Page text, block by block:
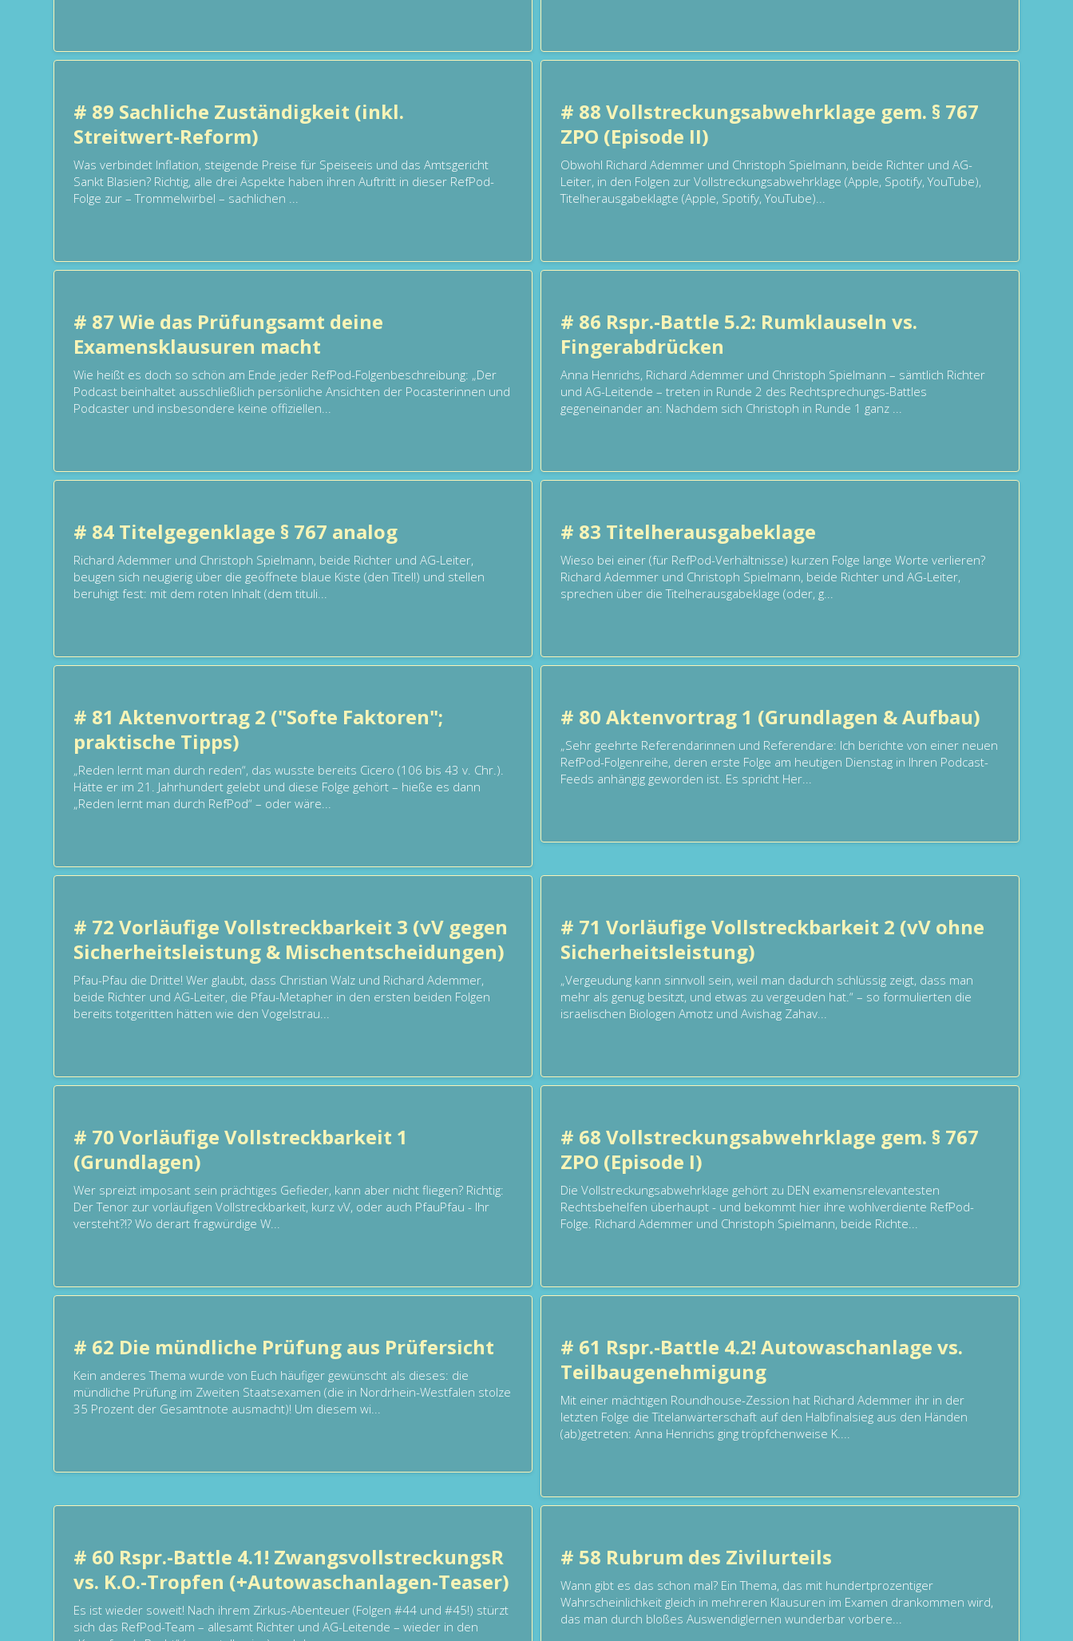
# 89 Sachliche Zuständigkeit (inkl.
Streitwert-Reform)
Was verbindet Inflation, steigende Preise für Speiseeis und das Amtsgericht
Sankt Blasien? Richtig, alle drei Aspekte haben ihren Auftritt in dieser RefPod-
Folge zur – Trommelwirbel – sachlichen ...
# 88 Vollstreckungsabwehrklage gem. § 767
ZPO (Episode II)
Obwohl Richard Ademmer und Christoph Spielmann, beide Richter und AG-
Leiter, in den Folgen zur Vollstreckungsabwehrklage (Apple, Spotify, YouTube),
Titelherausgabeklagte (Apple, Spotify, YouTube)...
# 87 Wie das Prüfungsamt deine
Examensklausuren macht
Wie heißt es doch so schön am Ende jeder RefPod-Folgenbeschreibung: „Der
Podcast beinhaltet ausschließlich persönliche Ansichten der Pocasterinnen und
Podcaster und insbesondere keine offiziellen...
# 86 Rspr.-Battle 5.2: Rumklauseln vs.
Fingerabdrücken
Anna Henrichs, Richard Ademmer und Christoph Spielmann – sämtlich Richter
und AG-Leitende – treten in Runde 2 des Rechtsprechungs-Battles
gegeneinander an: Nachdem sich Christoph in Runde 1 ganz ...
# 84 Titelgegenklage § 767 analog
Richard Ademmer und Christoph Spielmann, beide Richter und AG-Leiter,
beugen sich neugierig über die geöffnete blaue Kiste (den Titel!) und stellen
beruhigt fest: mit dem roten Inhalt (dem tituli...
# 83 Titelherausgabeklage
Wieso bei einer (für RefPod-Verhältnisse) kurzen Folge lange Worte verlieren?
Richard Ademmer und Christoph Spielmann, beide Richter und AG-Leiter,
sprechen über die Titelherausgabeklage (oder, g...
# 81 Aktenvortrag 2 ("Softe Faktoren";
praktische Tipps)
„Reden lernt man durch reden“, das wusste bereits Cicero (106 bis 43 v. Chr.).
Hätte er im 21. Jahrhundert gelebt und diese Folge gehört – hieße es dann
„Reden lernt man durch RefPod“ – oder wäre...
# 80 Aktenvortrag 1 (Grundlagen & Aufbau)
„Sehr geehrte Referendarinnen und Referendare: Ich berichte von einer neuen
RefPod-Folgenreihe, deren erste Folge am heutigen Dienstag in Ihren Podcast-
Feeds anhängig geworden ist. Es spricht Her...
# 72 Vorläufige Vollstreckbarkeit 3 (vV gegen
Sicherheitsleistung & Mischentscheidungen)
Pfau-Pfau die Dritte! Wer glaubt, dass Christian Walz und Richard Ademmer,
beide Richter und AG-Leiter, die Pfau-Metapher in den ersten beiden Folgen
bereits totgeritten hätten wie den Vogelstrau...
# 71 Vorläufige Vollstreckbarkeit 2 (vV ohne
Sicherheitsleistung)
„Vergeudung kann sinnvoll sein, weil man dadurch schlüssig zeigt, dass man
mehr als genug besitzt, und etwas zu vergeuden hat.“ – so formulierten die
israelischen Biologen Amotz und Avishag Zahav...
# 70 Vorläufige Vollstreckbarkeit 1
(Grundlagen)
Wer spreizt imposant sein prächtiges Gefieder, kann aber nicht fliegen? Richtig:
Der Tenor zur vorläufigen Vollstreckbarkeit, kurz vV, oder auch PfauPfau - Ihr
versteht?!? Wo derart fragwürdige W...
# 68 Vollstreckungsabwehrklage gem. § 767
ZPO (Episode I)
Die Vollstreckungsabwehrklage gehört zu DEN examensrelevantesten
Rechtsbehelfen überhaupt - und bekommt hier ihre wohlverdiente RefPod-
Folge. Richard Ademmer und Christoph Spielmann, beide Richte...
# 62 Die mündliche Prüfung aus Prüfersicht
Kein anderes Thema wurde von Euch häufiger gewünscht als dieses: die
mündliche Prüfung im Zweiten Staatsexamen (die in Nordrhein-Westfalen stolze
35 Prozent der Gesamtnote ausmacht)! Um diesem wi...
# 61 Rspr.-Battle 4.2! Autowaschanlage vs.
Teilbaugenehmigung
Mit einer mächtigen Roundhouse-Zession hat Richard Ademmer ihr in der
letzten Folge die Titelanwärterschaft auf den Halbfinalsieg aus den Händen
(ab)getreten: Anna Henrichs ging tröpfchenweise K....
# 60 Rspr.-Battle 4.1! ZwangsvollstreckungsR
vs. K.O.-Tropfen (+Autowaschanlagen-Teaser)
Es ist wieder soweit! Nach ihrem Zirkus-Abenteuer (Folgen #44 und #45!) stürzt
sich das RefPod-Team – allesamt Richter und AG-Leitende – wieder in den
# 58 Rubrum des Zivilurteils
Wann gibt es das schon mal? Ein Thema, das mit hundertprozentiger
Wahrscheinlichkeit gleich in mehreren Klausuren im Examen drankommen wird,
das man durch bloßes Auswendiglernen wunderbar vorbere...